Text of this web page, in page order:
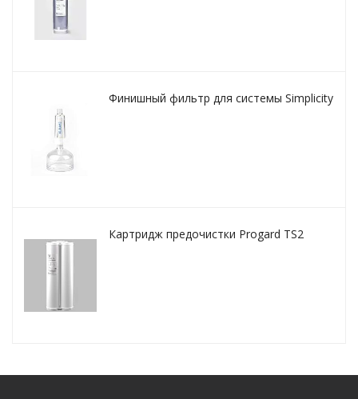
Финишный фильтр для системы Simplicity
Картридж предочистки Progard TS2